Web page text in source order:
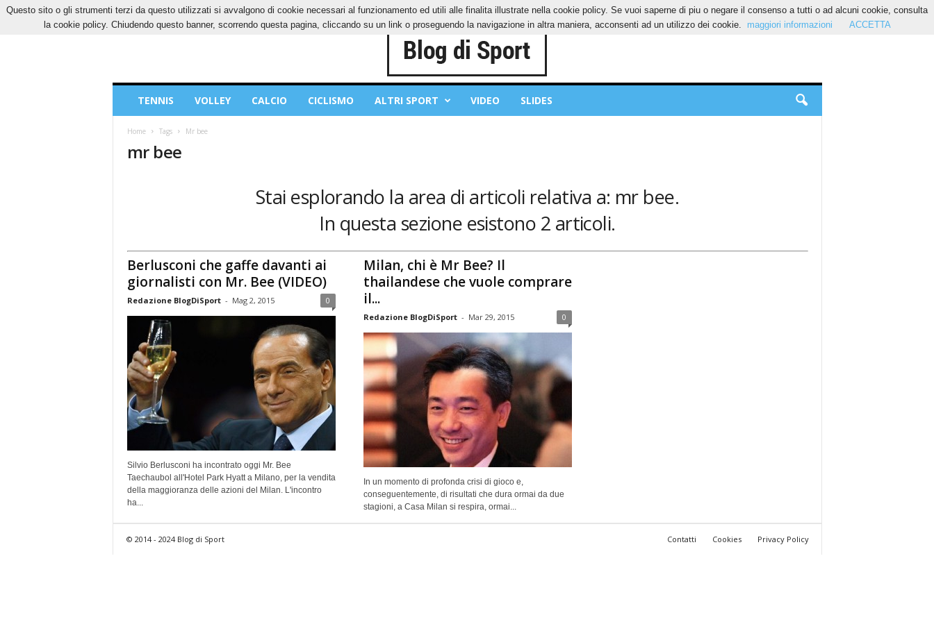
SABATO, 8 AGOSTO 2026 CONTATTI COOKIES PRIVACY POLICY
Sport
TENNIS VOLLEY CALCIO CICLISMO ALTRI SPORT VIDEO SLIDES
Home Tags Mr bee
mr bee
Stai esplorando la area di articoli relativa a: mr bee.
In questa sezione esistono 2 articoli.
Berlusconi che gaffe davanti ai
giornalisti con Mr. Bee (VIDEO)
Redazione BlogDiSport - Mag 2, 2015 0
Silvio Berlusconi ha incontrato oggi Mr. Bee
Taechaubol all'Hotel Park Hyatt a Milano, per la vendita
della maggioranza delle azioni del Milan. L'incontro
ha...
Milan, chi è Mr Bee? Il
thailandese che vuole comprare
il...
Redazione BlogDiSport - Mar 29, 2015 0
In un momento di profonda crisi di gioco e,
conseguentemente, di risultati che dura ormai da due
stagioni, a Casa Milan si respira, ormai...
Contatti Cookies Privacy Policy
© 2014 - 2024 Blog di Sport
Questo sito o gli strumenti terzi da questo utilizzati si avvalgono di cookie necessari al funzionamento ed utili alle finalita illustrate nella cookie policy. Se vuoi saperne di piu o negare il consenso a tutti o ad alcuni cookie, consulta
la cookie policy. Chiudendo questo banner, scorrendo questa pagina, cliccando su un link o proseguendo la navigazione in altra maniera, acconsenti ad un utilizzo dei cookie.
maggiori informazioni ACCETTA